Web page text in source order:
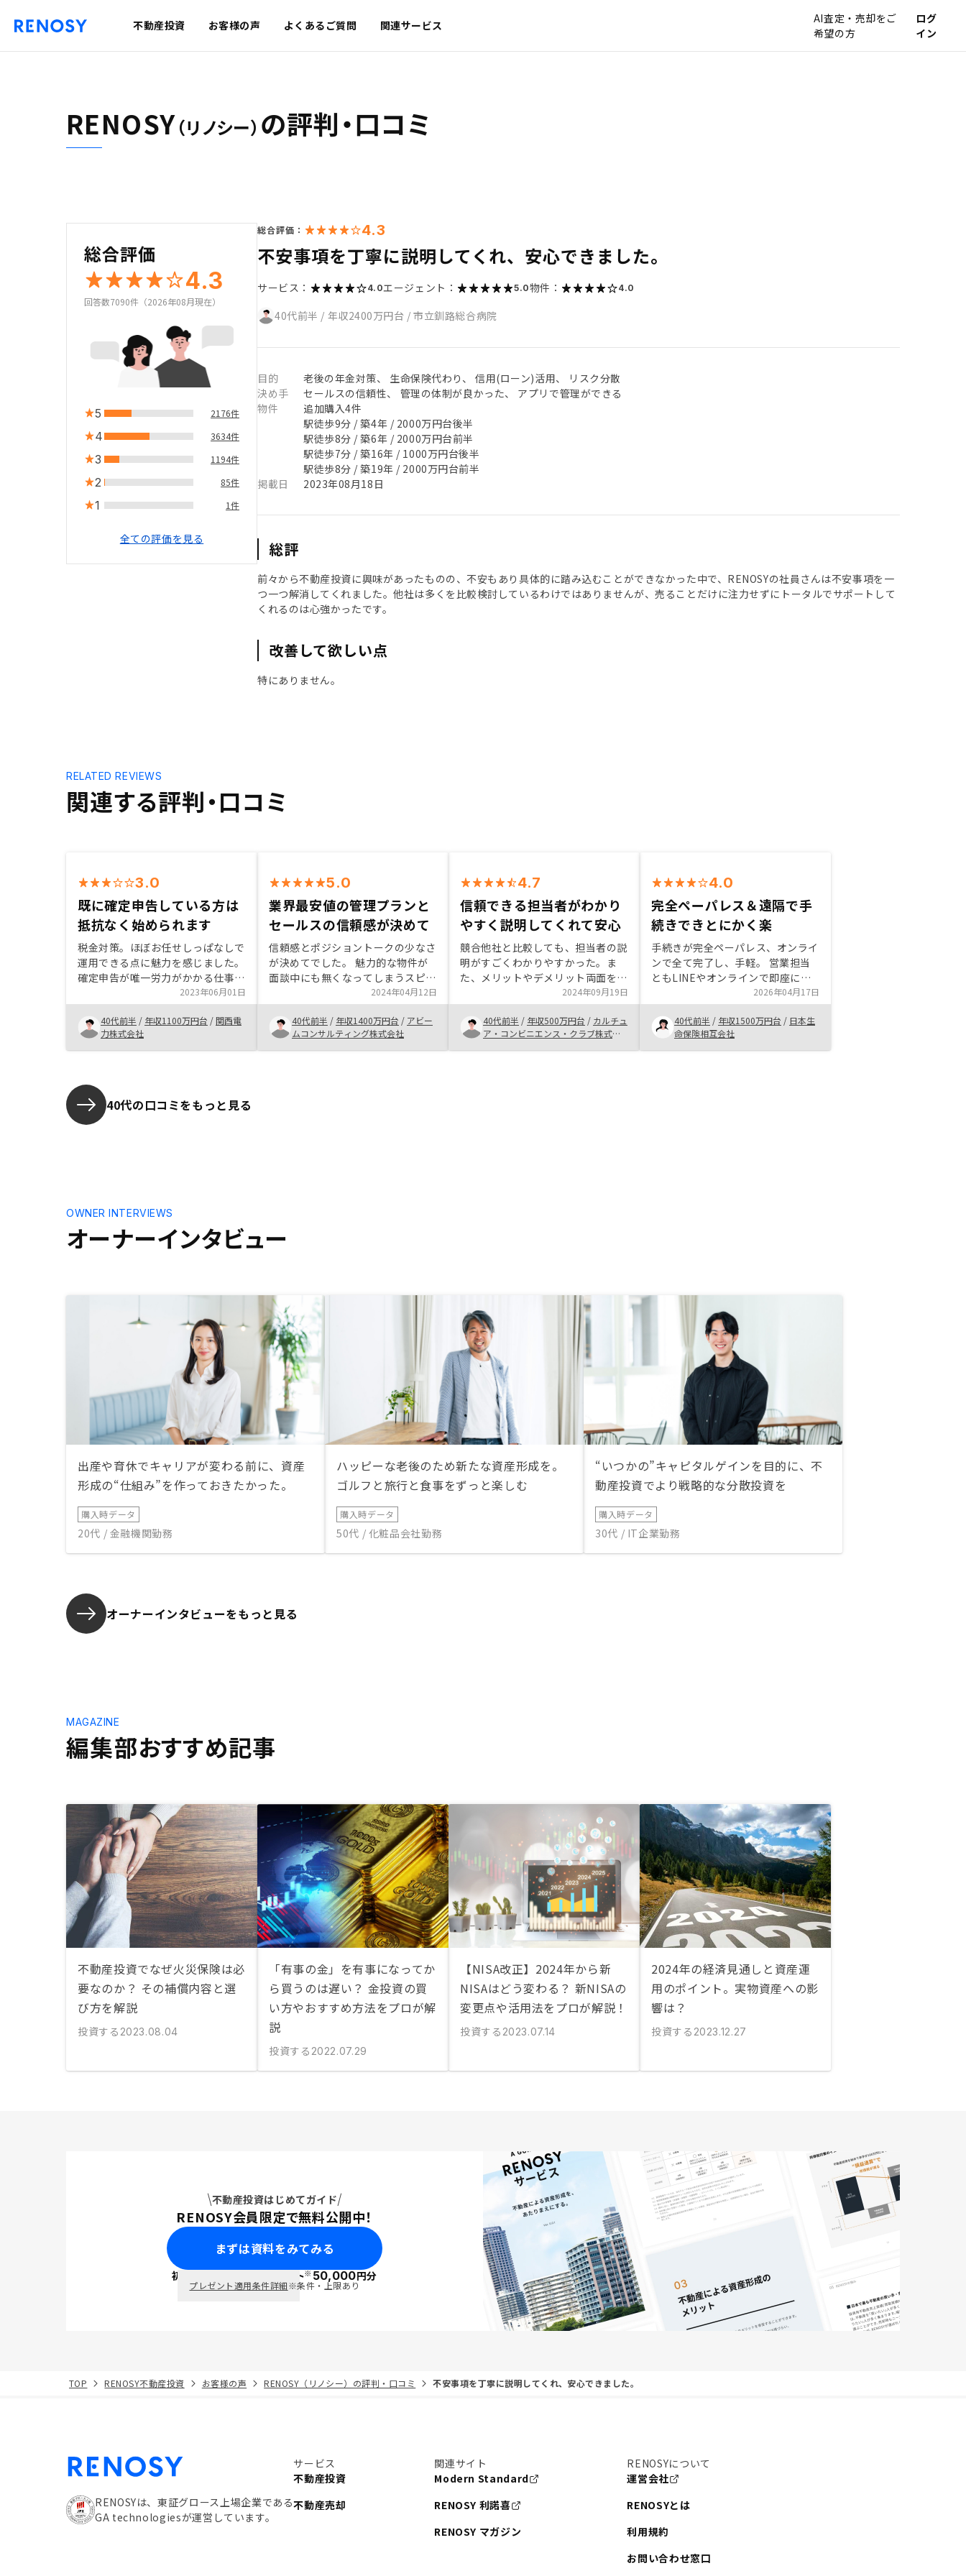
不動産投資 お客様の声 よくあるご質問 関連サービス
AI査定・売却をご
希望の方
ログ
イン
RENOSY（リノシー） の評判・口コミ
総合評価
4.3
回答数7090件（2026年08月現在）
5 2176件
4 3634件
3 1194件
2 85件
1 1件
全ての評価を見る
総合評価： 4.3
不安事項を丁寧に説明してくれ、安心できました。
サービス： 4.0エージェント： 5.0物件： 4.0
40代前半 / 年収2400万円台 /市立釧路総合病院
目的
老後の年金対策、 生命保険代わり、 信用(ローン)活用、 リスク分散
決め手
セールスの信頼性、 管理の体制が良かった、 アプリで管理ができる
物件
追加購入4件
駅徒歩9分 / 築4年 / 2000万円台後半
駅徒歩8分 / 築6年 / 2000万円台前半
駅徒歩7分 / 築16年 / 1000万円台後半
駅徒歩8分 / 築19年 / 2000万円台前半
掲載日
2023年08月18日
総評
前々から不動産投資に興味があったものの、不安もあり具体的に踏み込むことができなかった中で、RENOSYの社員さんは不安事項を一
つ一つ解消してくれました。他社は多くを比較検討しているわけではありませんが、売ることだけに注力せずにトータルでサポートして
くれるのは心強かったです。
改善して欲しい点
特にありません。
関連する評判・口コミ
RELATED REVIEWS
3.0
既に確定申告している方は
抵抗なく始められます
税金対策。ほぼお任せしっぱなしで
運用できる点に魅力を感じました。
確定申告が唯一労力がかかる仕事で
すが、すでにふるさと納税や医療費
控除など申告されている方は、不動
産投資に関わる部分については説明
動画なども充実していますので、あ
まり抵抗なく実施できるかと思いま
2023年06月01日
40代前半 / 年収1100万円台 /関西電
力株式会社
5.0
業界最安値の管理プランと
セールスの信頼感が決めて
信頼感とポジショントークの少なさ
が決めてでした。 魅力的な物件が
面談中にも無くなってしまうスピー
ド感からも市場のシェアが高いこと
がうかがえ、安心感がありました。
色々な保障プランを外せば、業界最
安値の管理費なので、そこも評価で
きました。
2024年04月12日
40代前半 / 年収1400万円台 / アビー
ムコンサルティング株式会社
4.7
信頼できる担当者がわかり
やすく説明してくれて安心
競合他社と比較しても、担当者の説
明がすごくわかりやすかった。ま
た、メリットやデメリット両面を説
明してくれましたし、こちら側の質
問にも真摯に対応してくれた。実際
の契約なども驚くほど手軽で、こち
らの手間がかからずにスムーズだっ
た。
2024年09月19日
40代前半 / 年収500万円台 / カルチュ
ア・コンビニエンス・クラブ株式会
4.0
完全ペーパレス＆遠隔で手
続きできとにかく楽
手続きが完全ペーパレス、オンライ
ンで全て完了し、手軽。 営業担当
ともLINEやオンラインで即座にコ
ミュニケーションでき、簡易。とに
かく他の不動産会社と異なり煩雑さ
がなくて楽。 営業担当の知識も豊
富で気になることはすぐに解消する
のがいい。銀行との契約書類含め、
2026年04月17日
40代前半 / 年収1500万円台 / 日本生
命保険相互会社
40代の口コミをもっと見る
オーナーインタビュー
OWNER INTERVIEWS
出産や育休でキャリアが変わる前に、資産
形成の“仕組み”を作っておきたかった。
購入時データ
20代 / 金融機関勤務
ハッピーな老後のため新たな資産形成を。
ゴルフと旅行と食事をずっと楽しむ
購入時データ
50代 / 化粧品会社勤務
“いつかの”キャピタルゲインを目的に、不
動産投資でより戦略的な分散投資を
購入時データ
30代 / IT企業勤務
オーナーインタビューをもっと見る
編集部おすすめ記事
MAGAZINE
不動産投資でなぜ火災保険は必
要なのか？ その補償内容と選
び方を解説
投資する 2023.08.04
「有事の金」を有事になってか
ら買うのは遅い？ 金投資の買
い方やおすすめ方法をプロが解
説
投資する 2022.07.29
【NISA改正】2024年から新
NISAはどう変わる？ 新NISAの
変更点や活用法をプロが解説！
投資する 2023.07.14
2024年の経済見通しと資産運
用のポイント。実物資産への影
響は？
投資する 2023.12.27
不動産投資はじめてガイド
RENOSY会員限定で無料公開中！
まずは資料をみてみる
初回面談で ポイント※50,000円分
プレゼント適用条件詳細※条件・上限あり
TOP RENOSY不動産投資 お客様の声 RENOSY（リノシー）の評判・口コミ 不安事項を丁寧に説明してくれ、安心できました。
RENOSYは、東証グロース上場企業である
GA technologiesが運営しています。
サービス
不動産投資
不動産売却
関連サイト
Modern Standard
RENOSY 利諾喜
RENOSY マガジン
RENOSYについて
運営会社
RENOSYとは
利用規約
お問い合わせ窓口